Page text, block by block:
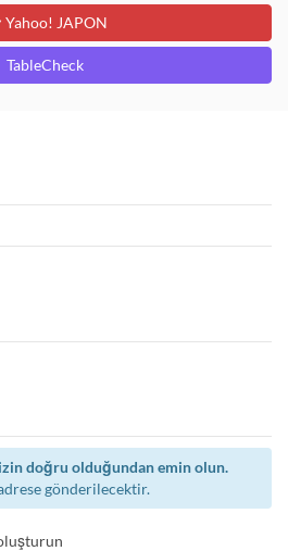
Yahoo! JAPON
TableCheck
doğru olduğundan emin olun.
gönderilecektir.